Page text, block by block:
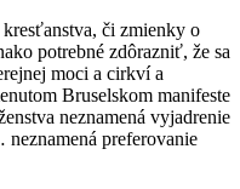
či zmienky o
potrebné zdôrazniť, že sa
moci a cirkví a
Bruselskom manifeste
neznamená vyjadrenie
preferovanie